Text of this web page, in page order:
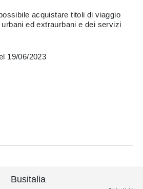
acquistare titoli di viaggio
ed extraurbani e dei servizi
19/06/2023
Busitalia